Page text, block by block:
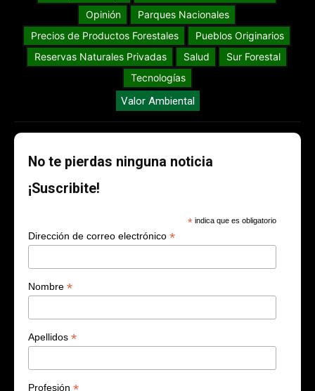
Opinión
Parques Nacionales
Precios de Productos Forestales
Pueblos Originarios
Reservas Naturales Privadas
Salud
Sur Forestal
Tecnologías
Valor Ambiental
No te pierdas ninguna noticia
¡Suscribite!
* indica que es obligatorio
Dirección de correo electrónico *
Nombre *
Apellidos *
Profesión